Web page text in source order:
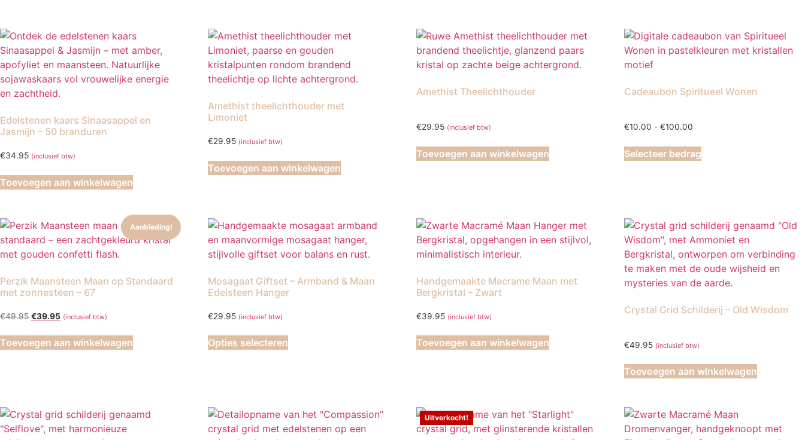
kan
gekozen
worden
op
productpagina
Edelstenen kaars Sinaasappel en
Jasmijn – 50 branduren
€34.95 (inclusief btw)
Toevoegen aan winkelwagen
Amethist theelichthouder met
Limoniet
€29.95 (inclusief btw)
Toevoegen aan winkelwagen
Amethist Theelichthouder
€29.95 (inclusief btw)
Toevoegen aan winkelwagen
Cadeaubon Spiritueel Wonen
€10.00 - €100.00
tot
€100.00
Selecteer bedrag
optie
kan
gekozen
worden
op
productpagina
Aanbieding!
Perzik Maansteen Maan op Standaard
met zonnesteen – 67
€49.95 Oorspronkelijke
was:
€49.95.
€39.95Huidige
is:
€39.95.
(inclusief btw)
Toevoegen aan winkelwagen
Mosagaat Giftset – Armband & Maan
Edelsteen Hanger
€29.95 (inclusief btw)
Opties selecteren
Dit
product
optie
kan
Handgemaakte Macrame Maan met
Bergkristal – Zwart
€39.95 (inclusief btw)
Toevoegen aan winkelwagen
Crystal Grid Schilderij – Old Wisdom
€49.95 (inclusief btw)
Toevoegen aan winkelwagen
Uitverkocht!